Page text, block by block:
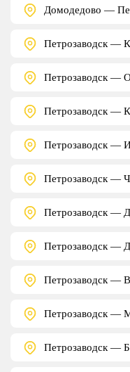
Домодедово —
Петрозаводск —
Петрозаводск —
Петрозаводск —
Петрозаводск —
Петрозаводск —
Петрозаводск —
Петрозаводск —
Петрозаводск —
Петрозаводск —
Петрозаводск —